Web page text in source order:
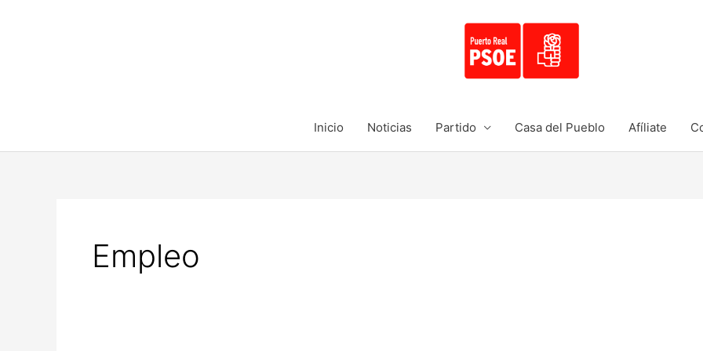
Inicio Noticias Partido Casa del Pueblo Afíliate
Empleo